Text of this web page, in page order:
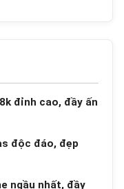
đỉnh cao, đầy ấn
độc đáo, đẹp
ngầu nhất, đầy